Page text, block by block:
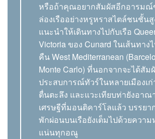
หรือถ้าคุณอยากสัมผัสอีกอารมณ์
ล่องเรืออย่างหรูหราสไตล์ชนชั้น
แนะนำให้เดินทางไปกับเรือ
Victoria ของ Cunard ในเส้นทาง
คืน West Mediterranean
Monte Carlo) ที่นอกจากจะได้สัม
ประสบการณ์ทัวร์ในหลายเมืองเ
ตื่นตะลึง และแวะเทียบท่ายังอาณ
เศรษฐีที่มอนติคาร์โลแล้ว บรรยา
พักผ่อนบนเรือยังเต็มไปด้วยควา
แน่นทุกอณู